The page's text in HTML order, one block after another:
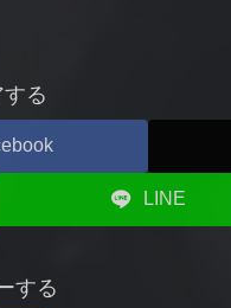
る
LINE
する